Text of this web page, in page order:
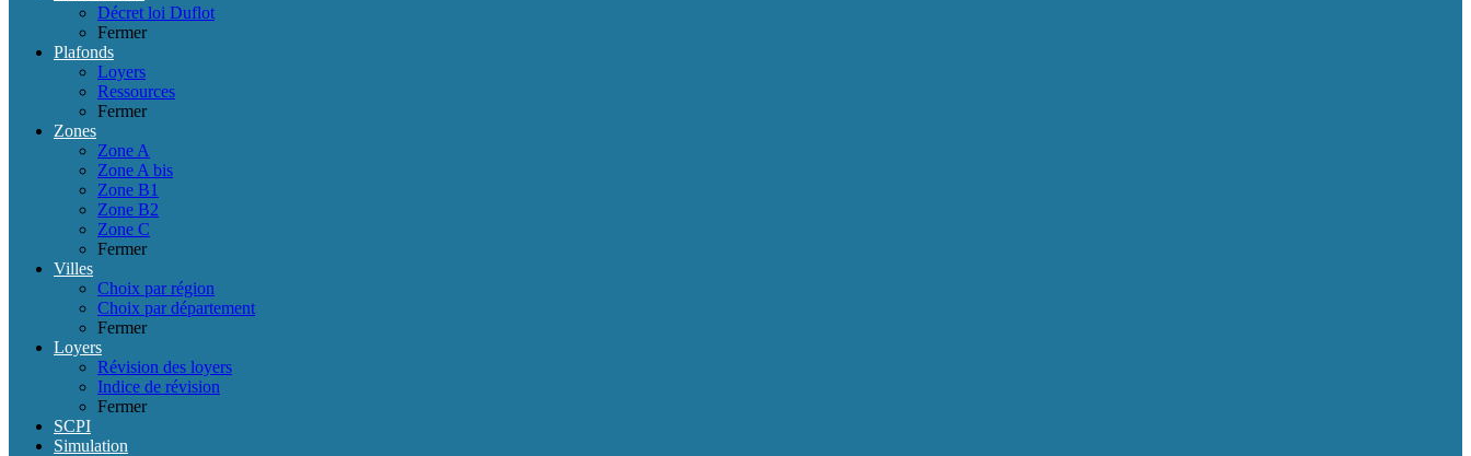
Décret loi Duflot
Fermer
Plafonds
Loyers
Ressources
Fermer
Zones
Zone A
Zone A bis
Zone B1
Zone B2
Zone C
Fermer
Villes
Choix par région
Choix par département
Fermer
Loyers
Révision des loyers
Indice de révision
Fermer
SCPI
Simulation